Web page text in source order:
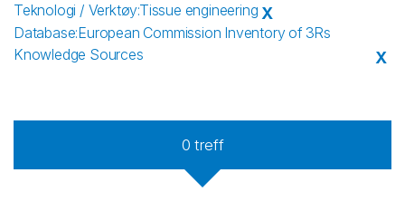
Teknologi / Verktøy:Tissue engineering X
Database:European Commission Inventory of 3Rs
Knowledge Sources
X
0 treff